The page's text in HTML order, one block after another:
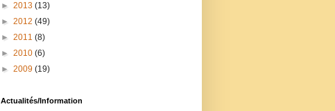
► 2013 (13)
► 2012 (49)
► 2011 (8)
► 2010 (6)
► 2009 (19)
Actualités/Information